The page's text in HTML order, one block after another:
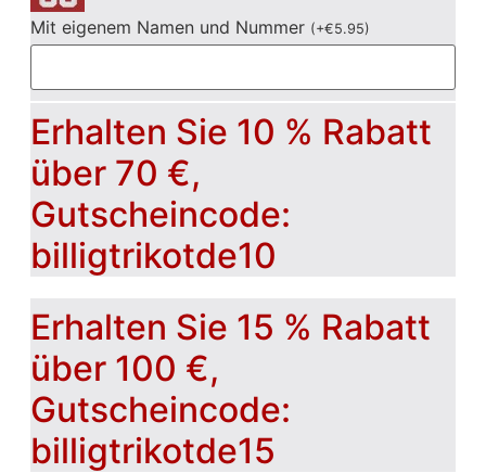
Mit eigenem Namen und Nummer (+€5.95)
Erhalten Sie 10 % Rabatt
über 70 €,
Gutscheincode:
billigtrikotde10
Erhalten Sie 15 % Rabatt
über 100 €,
Gutscheincode:
billigtrikotde15